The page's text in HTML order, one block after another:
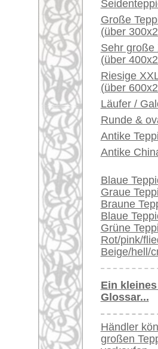
Ein kleines Teppich-
Glossar...
Händler können ihre
großen Teppiche hier
verkaufen
Info Center
Häufige Fragen (FAQ)
AGB
Bestellvorgang
Lieferung und Zahlung
Widerrufsrecht
Datenschutz